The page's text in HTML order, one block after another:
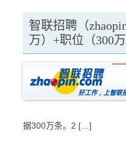
智联招聘（
万）+职位（300
据300万条。2 […]